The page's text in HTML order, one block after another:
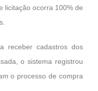
licitação ocorra 100% de
receber cadastros dos
o sistema registrou
o processo de compra